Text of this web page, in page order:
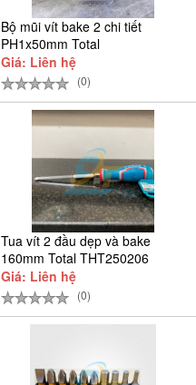
Bộ mũi vít bake 2 chi tiết
PH1x50mm Total
TACIM71PH150
Giá: Liên hệ
(0)
Tua vít 2 đầu dẹp và bake
160mm Total THT250206
Giá: Liên hệ
(0)